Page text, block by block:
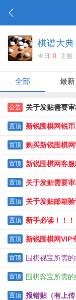
棋谱大典
今日: 0 主题:
全部 最新
公告 关于发贴需要
置顶 新锐围棋网锐
置顶 购买新锐围棋
置顶 新锐围棋网客
置顶 关于发贴需要
置顶 关于发贴邮箱
置顶 新手必读！！！
置顶 新锐围棋网VIP
置顶 围棋视宝所需
置顶 围棋弈宝所需
置顶 报错贴（有上